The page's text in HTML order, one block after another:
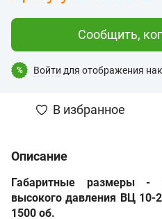
Сообщить,
% Войти для отображения
В избранное
Описание
Габаритные размеры -
высокого давления ВЦ 10-
1500 об.